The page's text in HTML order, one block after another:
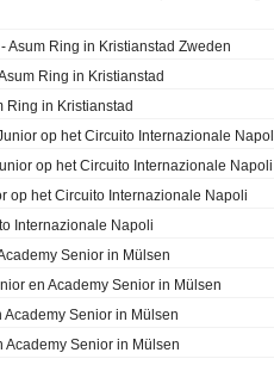
Asum Ring in Kristianstad Zweden
Ring in Kristianstad
Ring in Kristianstad
op het Circuito Internazionale
op het Circuito Internazionale Napoli
op het Circuito Internazionale Napoli
Internazionale Napoli
Senior in Mülsen
en Academy Senior in Mülsen
Senior in Mülsen
Academy Senior in Mülsen